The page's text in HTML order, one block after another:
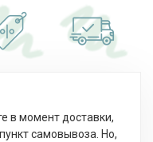
в момент доставки,
самовывоза. Но,